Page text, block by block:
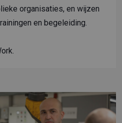
organisaties, en wijzen
en begeleiding.